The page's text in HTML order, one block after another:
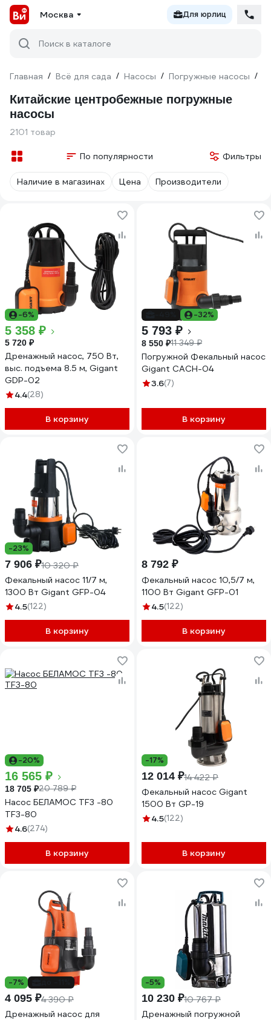
Москва Для юрлиц
Поиск в каталоге
Главная / Всё для сада / Насосы / Погружные насосы /
Китайские центробежные погружные
насосы
2101 товар
По популярности Фильтры
Наличие в магазинах Цена Производители
-6%
5 358 ₽
5 720 ₽
Дренажный насос, 750 Вт,
выс. подъема 8.5 м, Gigant
GDP-02
4.4(28)
В корзину
-32%
5 793 ₽
8 550 ₽11 349 ₽
Погружной Фекальный насос
Gigant CACH-04
3.6(7)
В корзину
-23%
7 906 ₽10 320 ₽
Фекальный насос 11/7 м,
1300 Вт Gigant GFP-04
4.5(122)
В корзину
8 792 ₽
Фекальный насос 10,5/7 м,
1100 Вт Gigant GFP-01
4.5(122)
В корзину
-20%
16 565 ₽
18 705 ₽20 789 ₽
Насос БЕЛАМОС TF3 -80
TF3-80
4.6(274)
В корзину
-17%
12 014 ₽14 422 ₽
Фекальный насос Gigant
1500 Вт GP-19
4.5(122)
В корзину
-7%
4 095 ₽4 390 ₽
Дренажный насос для
-5%
10 230 ₽10 767 ₽
Дренажный погружной